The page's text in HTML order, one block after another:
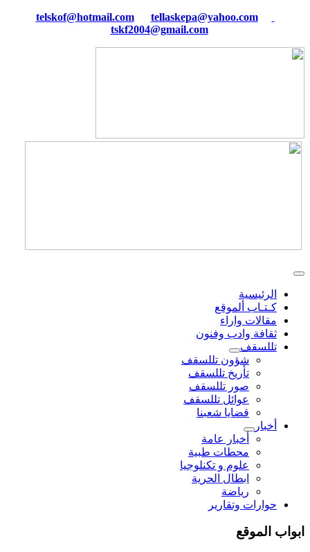
tellaskepa@yahoo.com
tskf2004@gmail.com
الرئيسية
كـتـاب ألموقع
مقالات واراء
ثقافة وادب وفنون
تللسقف
شؤون تللسقف
تأريخ تللسقف
صور تللسقف
عوائل تللسقف
قضايا شعبنا
أخبار
أخبار عامة
محطات طبية
علوم و تکنلوجیا
ابطال الحرية
رياضة
حوارات وتقارير
ابواب الموقع